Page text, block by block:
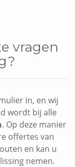
vragen
in, en wij
wordt bij alle
. Op deze manier
offertes van
en kan u
nemen.